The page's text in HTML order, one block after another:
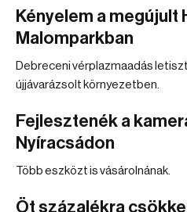
Kényelem a megújult
Malomparkban
Debreceni vérplazmaadás
újjávarázsolt környezetben.
Fejlesztenék a
Nyíracsádon
Több eszközt is vásárolnának.
Öt százalékra